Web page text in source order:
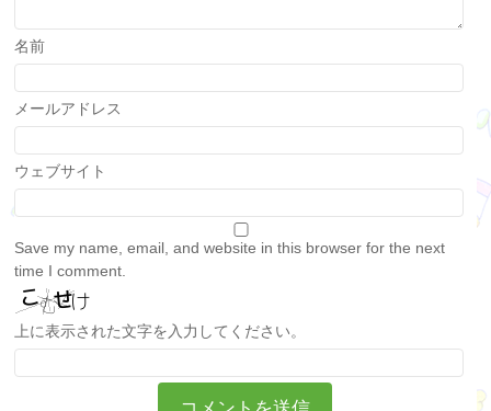
名前
メールアドレス
ウェブサイト
Save my name, email, and website in this browser for the next
time I comment.
上に表示された文字を入力してください。